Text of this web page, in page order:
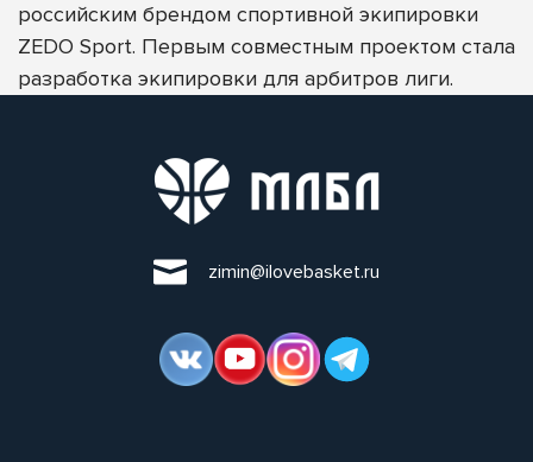
российским брендом спортивной экипировки
ZEDO Sport. Первым совместным проектом стала
разработка экипировки для арбитров лиги.
zimin@ilovebasket.ru